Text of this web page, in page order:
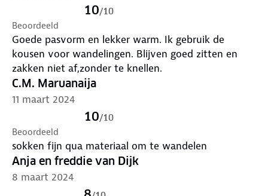
10/10
Beoordeeld
Goede pasvorm en lekker warm. Ik gebruik de
kousen voor wandelingen. Blijven goed zitten en
zakken niet af,zonder te knellen.
C.M. Maruanaija
11 maart 2024
10/10
Beoordeeld
sokken fijn qua materiaal om te wandelen
Anja en freddie van Dijk
8 maart 2024